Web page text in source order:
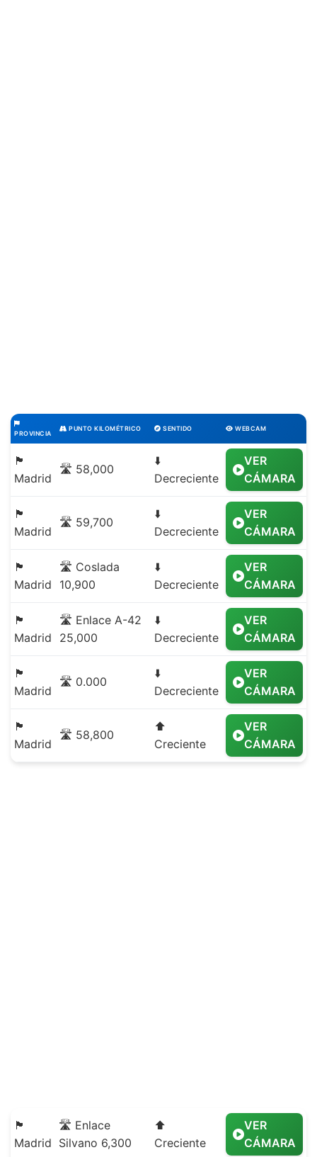
PROVINCIA
PUNTO KILOMÉTRICO SENTIDO WEBCAM
🏴
Madrid
🛣️ 58,000
⬇️
Decreciente
VER
CÁMARA
🏴
Madrid
🛣️ 59,700
⬇️
Decreciente
VER
CÁMARA
🏴
Madrid
🛣️ Coslada
10,900
⬇️
Decreciente
VER
CÁMARA
🏴
Madrid
🛣️ Enlace A-42
25,000
⬇️
Decreciente
VER
CÁMARA
🏴
Madrid
🛣️ 0.000
⬇️
Decreciente
VER
CÁMARA
🏴
Madrid
🛣️ 58,800
⬆️
Creciente
VER
CÁMARA
🏴
Madrid
🛣️ Enlace
Silvano 6,300
⬆️
Creciente
VER
CÁMARA